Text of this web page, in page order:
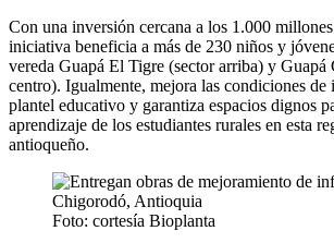
Con una inversión cercana a los 1.000 millones
iniciativa beneficia a más de 230 niños y
vereda Guapá El Tigre (sector arriba) y Guapá
centro). Igualmente, mejora las condiciones de
plantel educativo y garantiza espacios dignos
aprendizaje de los estudiantes rurales en esta
antioqueño.
Foto: cortesía Bioplanta